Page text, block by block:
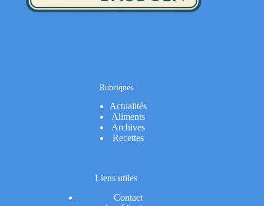
Rubriques
Actualités
Aliments
Archives
Recettes
Liens utiles
Contact